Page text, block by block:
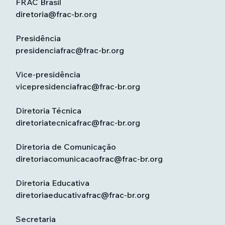
FRAC Brasil
diretoria@frac-br.org
Presidência
presidenciafrac@frac-br.org
Vice-presidência
vicepresidenciafrac@frac-br.org
Diretoria Técnica
diretoriatecnicafrac@frac-br.org
Diretoria de Comunicação
diretoriacomunicacaofrac@frac-br.org
Diretoria Educativa
diretoriaeducativafrac@frac-br.org
Secretaria